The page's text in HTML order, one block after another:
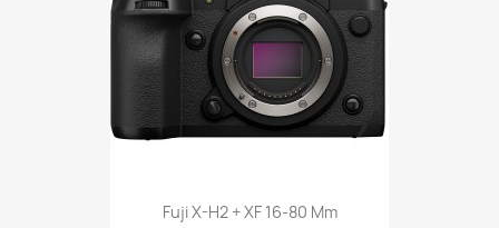
Fuji X-H2 + XF 16-80 Mm